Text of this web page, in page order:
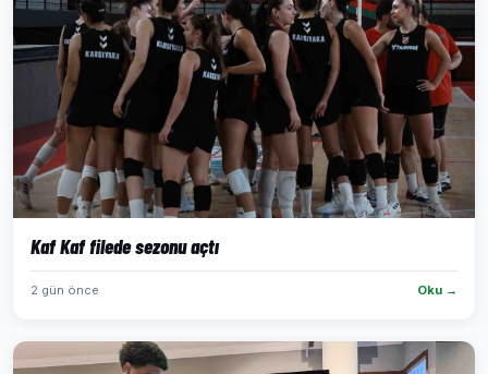
Kaf Kaf filede sezonu açtı
2 gün önce Oku →